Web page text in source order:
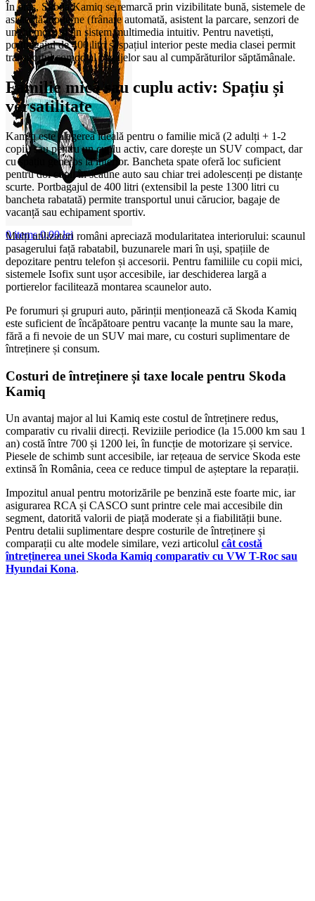
0items 0,00lei
În oraș, Skoda Kamiq se remarcă prin vizibilitate bună, sistemele de
asistență moderne (frânare automată, asistent la parcare, senzori de
unghi mort) și un sistem multimedia intuitiv. Pentru navetiști,
portbagajul de 400 litri și spațiul interior peste media clasei permit
transportul comod al bagajelor sau al cumpărăturilor săptămânale.
Familie mică sau cuplu activ: Spațiu și
versatilitate
Kamiq este alegerea ideală pentru o familie mică (2 adulți + 1-2
copii) sau pentru un cuplu activ, care dorește un SUV compact, dar
cu spațiu generos la interior. Bancheta spate oferă loc suficient
pentru doi copii în scaune auto sau chiar trei adolescenți pe distanțe
scurte. Portbagajul de 400 litri (extensibil la peste 1300 litri cu
bancheta rabatată) permite transportul unui cărucior, bagaje de
vacanță sau echipament sportiv.
Mulți utilizatori români apreciază modularitatea interiorului: scaunul
pasagerului față rabatabil, buzunarele mari în uși, spațiile de
depozitare pentru telefon și accesorii. Pentru familiile cu copii mici,
sistemele Isofix sunt ușor accesibile, iar deschiderea largă a
portierelor facilitează montarea scaunelor auto.
Pe forumuri și grupuri auto, părinții menționează că Skoda Kamiq
este suficient de încăpătoare pentru vacanțe la munte sau la mare,
fără a fi nevoie de un SUV mai mare, cu costuri suplimentare de
întreținere și consum.
Costuri de întreținere și taxe locale pentru Skoda
Kamiq
Un avantaj major al lui Kamiq este costul de întreținere redus,
comparativ cu rivalii direcți. Reviziile periodice (la 15.000 km sau 1
an) costă între 700 și 1200 lei, în funcție de motorizare și service.
Piesele de schimb sunt accesibile, iar rețeaua de service Skoda este
extinsă în România, ceea ce reduce timpul de așteptare la reparații.
Impozitul anual pentru motorizările pe benzină este foarte mic, iar
asigurarea RCA și CASCO sunt printre cele mai accesibile din
segment, datorită valorii de piață moderate și a fiabilității bune.
Pentru detalii suplimentare despre costurile de întreținere și
comparații cu alte modele similare, vezi articolul cât costă
întreținerea unei Skoda Kamiq comparativ cu VW T-Roc sau
Hyundai Kona.